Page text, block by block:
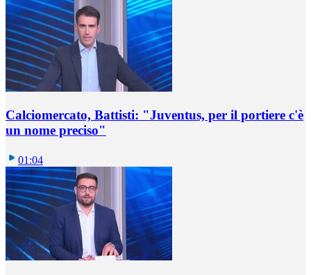
Calciomercato, Battisti: "Juventus, per il portiere c'è
un nome preciso"
01:04